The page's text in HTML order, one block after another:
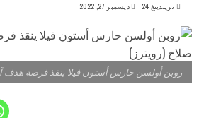
تريندينغ 24 ديسمبر 27, 2022
روبن أولسن حارس أستون فيلا ينقذ فرصة هدف